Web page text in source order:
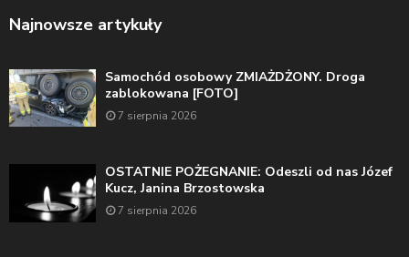
Najnowsze artykuły
Samochód osobowy ZMIAŻDŻONY. Droga
zablokowana [FOTO]
7 sierpnia 2026
OSTATNIE POŻEGNANIE: Odeszli od nas Józef
Kucz, Janina Brzostowska
7 sierpnia 2026